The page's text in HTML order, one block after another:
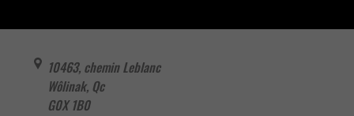
10463, chemin Leblanc
Wôlinak, Qc
G0X 1B0